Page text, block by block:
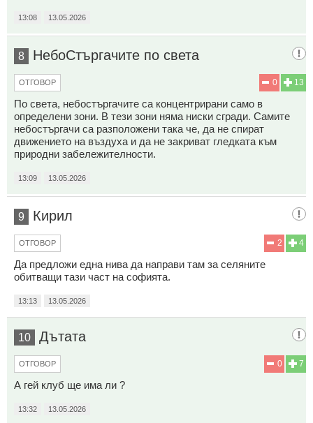
13:08 13.05.2026
8 НебоСтъргачите по света
13
0
ОТГОВОР
По света, небостъргачите са концентрирани само в
определени зони. В тези зони няма ниски сгради. Самите
небостъргачи са разположени така че, да не спират
движението на въздуха и да не закриват гледката към
природни забележителности.
13:09 13.05.2026
9 Кирил
4
2
ОТГОВОР
Да предложи една нива да направи там за селяните
обитващи тази част на софията.
13:13 13.05.2026
10 Дътата
7
0
ОТГОВОР
А гей клуб ще има ли ?
13:32 13.05.2026